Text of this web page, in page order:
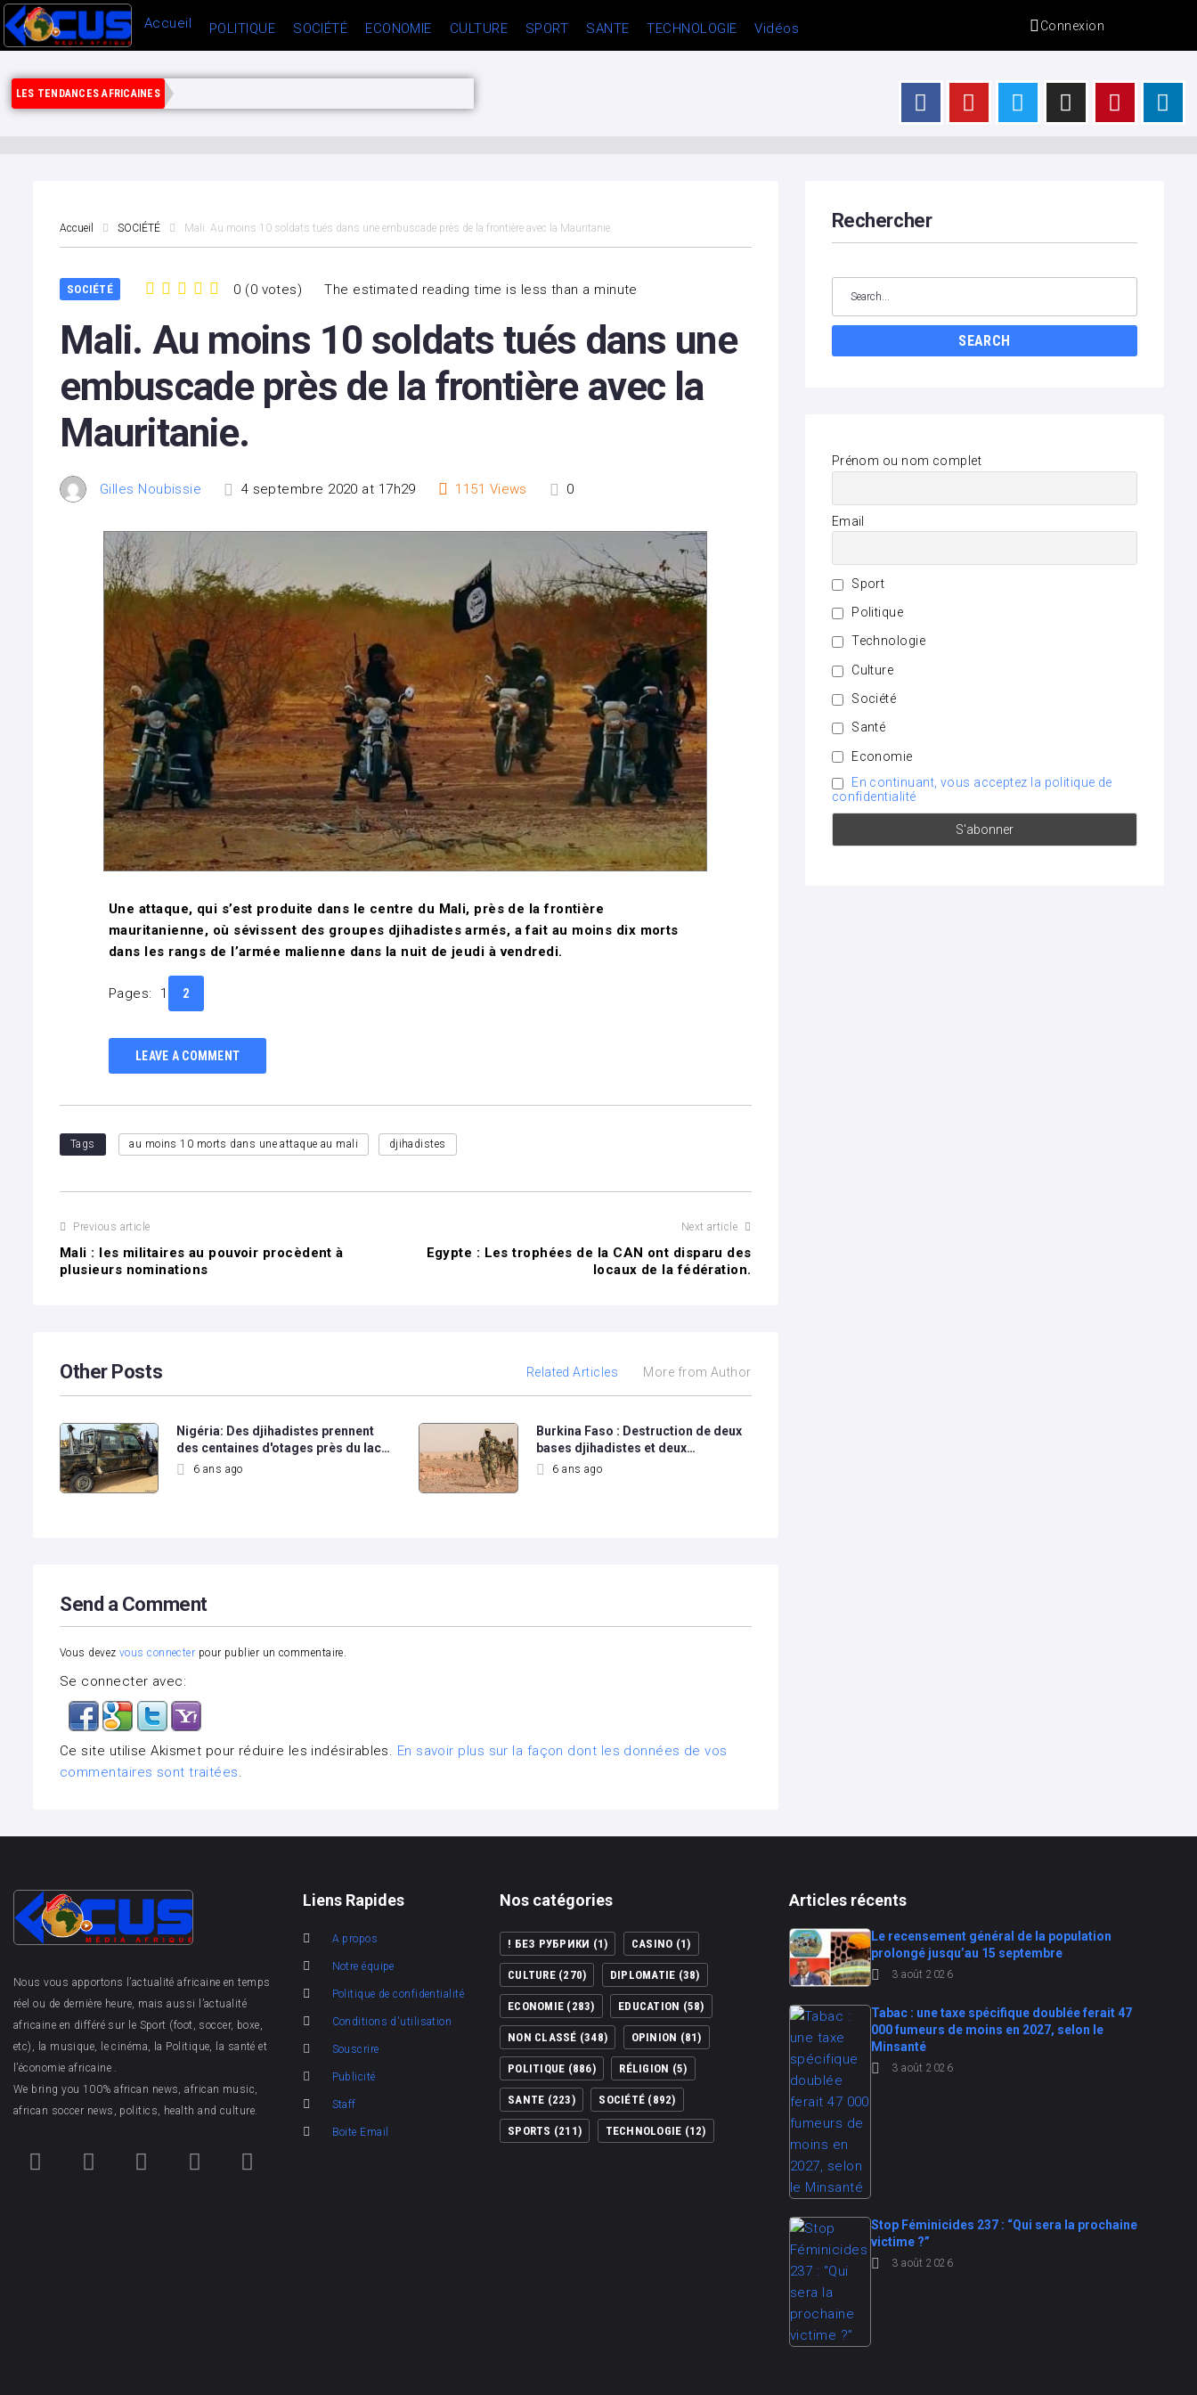
Accueil POLITIQUE SOCIÉTÉ ECONOMIE CULTURE SPORT SANTE TECHNOLOGIE Vidéos Connexion
LES TENDANCES AFRICAINES
Accueil SOCIÉTÉ Mali. Au moins 10 soldats tués dans une embuscade près de la frontière avec la Mauritanie.
SOCIÉTÉ 0 (0 votes) The estimated reading time is less than a minute
Mali. Au moins 10 soldats tués dans une
embuscade près de la frontière avec la
Mauritanie.
Gilles Noubissie 4 septembre 2020 at 17h29 1151 Views 0
Une attaque, qui s’est produite dans le centre du Mali, près de la frontière
mauritanienne, où sévissent des groupes djihadistes armés, a fait au moins dix morts
dans les rangs de l’armée malienne dans la nuit de jeudi à vendredi.
Pages: 1 2
LEAVE A COMMENT
Tags au moins 10 morts dans une attaque au mali djihadistes
Previous article
Mali : les militaires au pouvoir procèdent à
plusieurs nominations
Next article
Egypte : Les trophées de la CAN ont disparu des
locaux de la fédération.
Other Posts Related Articles More from Author
Nigéria: Des djihadistes prennent
des centaines d'otages près du lac…
6 ans ago
Burkina Faso : Destruction de deux
bases djihadistes et deux…
6 ans ago
Send a Comment
Vous devez vous connecter pour publier un commentaire.
Se connecter avec:
Ce site utilise Akismet pour réduire les indésirables. En savoir plus sur la façon dont les données de vos
commentaires sont traitées.
Rechercher
SEARCH
Prénom ou nom complet
Email
Sport
Politique
Technologie
Culture
Société
Santé
Economie
En continuant, vous acceptez la politique de
confidentialité
Nous vous apportons l’actualité africaine en temps
réel ou de dernière heure, mais aussi l’actualité
africaine en différé sur le Sport (foot, soccer, boxe,
etc), la musique, le cinéma, la Politique, la santé et
l’économie africaine .
We bring you 100% african news, african music,
african soccer news, politics, health and culture.
Liens Rapides
A propos
Notre équipe
Politique de confidentialité
Conditions d'utilisation
Souscrire
Publicité
Staff
Boite Email
Nos catégories
! БЕЗ РУБРИКИ (1) CASINO (1)
CULTURE(270) DIPLOMATIE (38)
ECONOMIE (283) EDUCATION (58)
NON CLASSÉ (348) OPINION (81)
POLITIQUE (886) RÉLIGION (5)
SANTE (223) SOCIÉTÉ (892)
SPORTS (211) TECHNOLOGIE (12)
Articles récents
Le recensement général de la population
prolongé jusqu’au 15 septembre
3 août 2026
Tabac : une taxe spécifique doublée ferait 47
000 fumeurs de moins en 2027, selon le
Minsanté
3 août 2026
Stop Féminicides 237 : “Qui sera la prochaine
victime ?”
3 août 2026